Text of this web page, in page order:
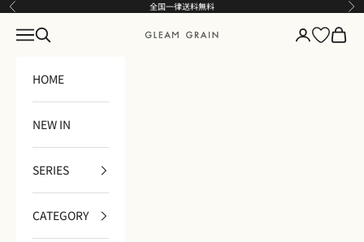
コンテンツへスキップ
前へ 全国一律送料無料 次
GLEAM GRAIN
メニュー
検索 ログインカート
HOME
NEW IN
SERIES
CATEGORY